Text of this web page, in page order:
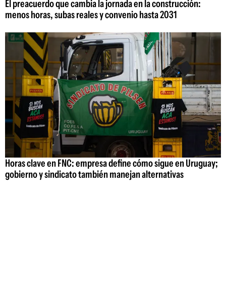
El preacuerdo que cambia la jornada en la construcción:
menos horas, subas reales y convenio hasta 2031
Horas clave en FNC: empresa define cómo sigue en Uruguay;
gobierno y sindicato también manejan alternativas